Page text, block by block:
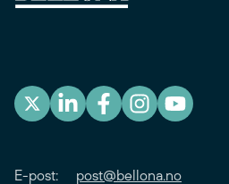
E-post: post@bellona.no